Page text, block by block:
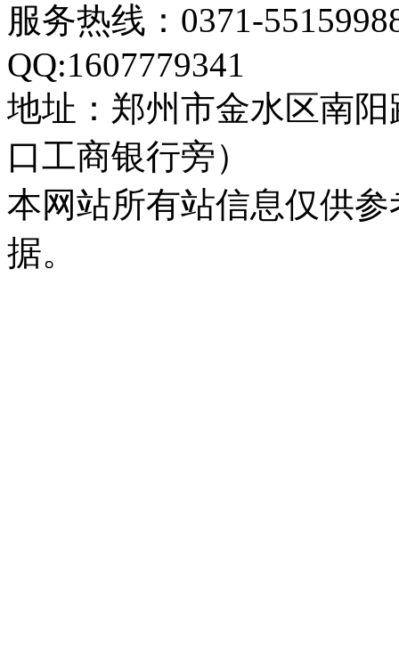
服务热线：0371-
QQ:1607779341
地址：郑州市金水区南
口工商银行旁）
本网站所有站信息仅供
据。